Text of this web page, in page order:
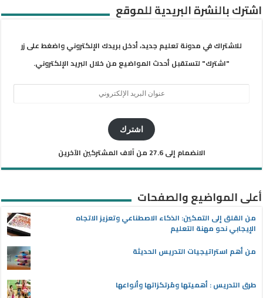
اشترك بالنشرة البريدية للموقع
للاشتراك في مدونة تعليم جديد، أدخل بريدك الإلكتروني واضغط على زر
"اشترك" لتستقبل أحدث المواضيع من خلال البريد الإلكتروني.
اشترك
الانضمام إلى 27.6 من آلاف المشتركين الآخرين
أعلى المواضيع والصفحات
من القلق إلى التمكين: الذكاء الاصطناعي وتعزيز الاتجاه
الإيجابي نحو مهنة التعليم
من أهم استراتيجيات التدريس الحديثة
طرق التدريس : أهميتها ومُرتكزاتها وأنواعها